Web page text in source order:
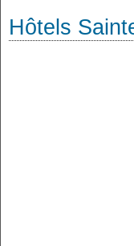
Hôtels